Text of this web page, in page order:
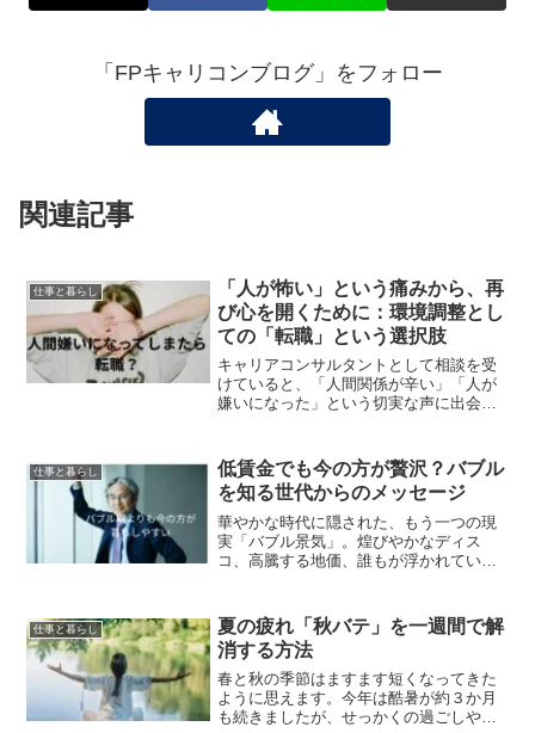
「FPキャリコンブログ」をフォロー
関連記事
仕事と暮らし
「人が怖い」という痛みから、再
び心を開くために：環境調整とし
ての「転職」という選択肢
キャリアコンサルタントとして相談を受
けていると、「人間関係が辛い」「人が
嫌いになった」という切実な声に出会う
の社風（カルチャー）なのか。相談者の
語る物語の中から、その「...
仕事と暮らし
低賃金でも今の方が贅沢？バブル
を知る世代からのメッセージ
華やかな時代に隠された、もう一つの現
実「バブル景気」。煌びやかなディス
コ、高騰する地価、誰もが浮かれていた
雑誌で語られるバブルは、まるで夢のよ
うな世界です。しかし、もし...
仕事と暮らし
夏の疲れ「秋バテ」を一週間で解
消する方法
春と秋の季節はますます短くなってきた
ように思えます。今年は酷暑が約３か月
も続きましたが、せっかくの過ごしやす